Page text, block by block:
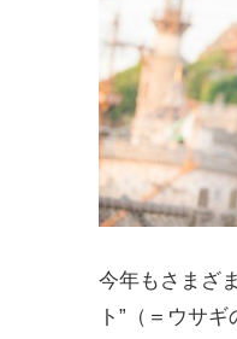
今年もさまざ
ト”（＝ウサ